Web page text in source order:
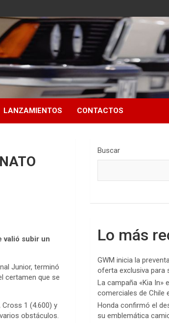
LANZAMIENTOS CONTACTOS
valió subir un
Junior, terminó
certamen que se
1 (4.600) y
obstáculos.
Buscar
Lo más
GWM inicia la
oferta exclusiva para
La campaña «Kia In»
comerciales de Chile
Honda confirmó el
su emblemática